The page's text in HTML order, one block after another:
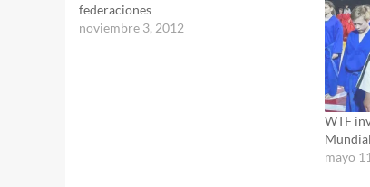
federaciones
noviembre 3, 2012
WTF
Mundial
mayo